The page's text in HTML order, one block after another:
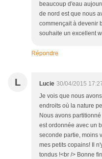
beaucoup d'eau
de nord est que nous
commençait à devenir
souhaite un excellent
Répondre
L Lucie 30/04/2015
Je vois que nous
endroits où la nature
Nous avons
est ordonnée avec un
seconde partie, moins
mes petits copains! Il
tondus !<br /> Bonne